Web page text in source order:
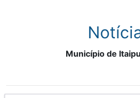
Município de